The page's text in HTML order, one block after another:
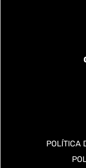
POLÍTICA